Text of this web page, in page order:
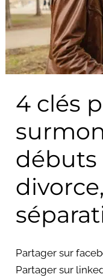
4 clés
débuts
Partager sur
Partager sur
débuts
de
divorce,
sa
séparation